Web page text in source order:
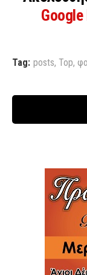
Tag: posts, Top,